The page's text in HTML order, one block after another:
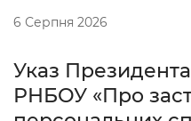
6 Серпня 2026
Указ
РНБОУ «Про